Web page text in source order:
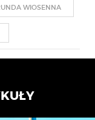
WIOSENNA